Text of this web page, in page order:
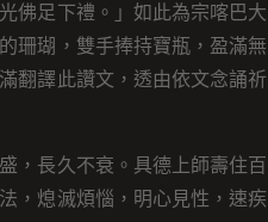
佛足下禮。」如此為宗喀巴大
珊瑚，雙手捧持寶瓶，盈滿無
翻譯此讚文，透由依文念誦祈
，長久不衰。具德上師壽住百
，熄滅煩惱，明心見性，速疾